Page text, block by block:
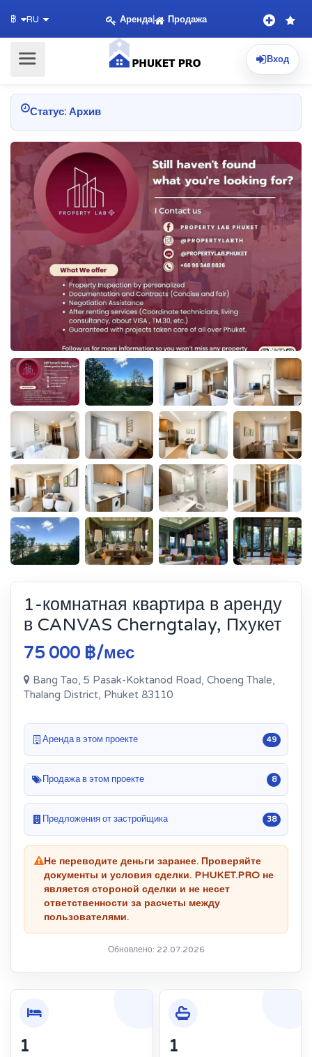
฿ RU Аренда| Продажа
Вход
Статус: Архив
1-комнатная квартира в аренду
в CANVAS Cherngtalay, Пхукет
75 000 ฿/мес
Bang Tao, 5 Pasak-Koktanod Road, Choeng Thale,
Thalang District, Phuket 83110
Аренда в этом проекте 49
Продажа в этом проекте 8
Предложения от застройщика 38
Не переводите деньги заранее. Проверяйте
документы и условия сделки. PHUKET.PRO не
является стороной сделки и не несет
ответственности за расчеты между
пользователями.
Обновлено: 22.07.2026
1 1